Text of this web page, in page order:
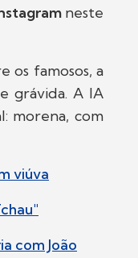
neste
os famosos, a
grávida. A IA
morena, com
viúva
com João